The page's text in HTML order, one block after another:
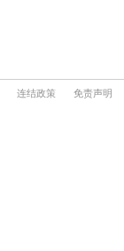
连结政策
免责声明